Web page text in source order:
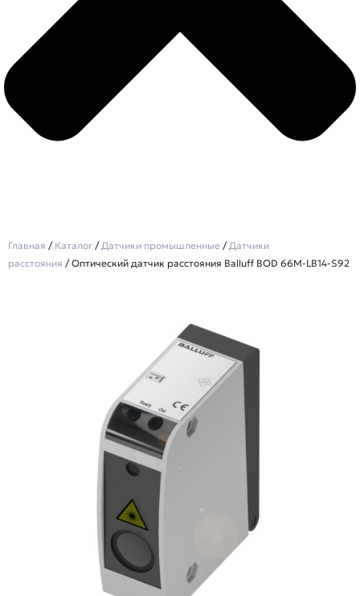
Главная / Каталог /Датчики промышленные /Датчики
расстояния / Оптический датчик расстояния Balluff BOD 66M-LB14-S92